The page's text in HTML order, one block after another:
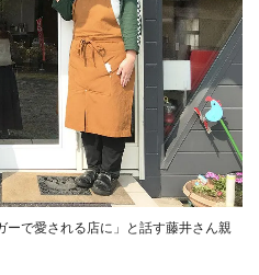
ーで愛される店に」と話す藤井さん親